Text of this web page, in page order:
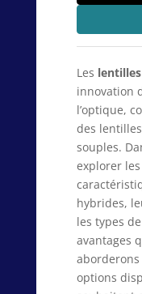
Les
innovation
l’optique,
des
souples.
explorer
hybrides,
les types
avantages
options